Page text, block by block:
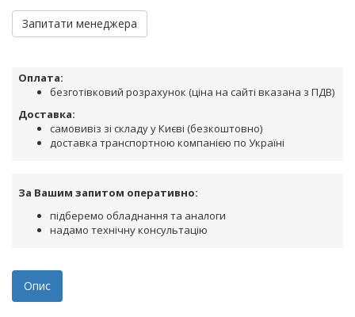
Запитати менеджера
Оплата:
безготівковий розрахунок (ціна на сайті вказана з ПДВ)
Доставка:
самовивіз зі складу у Києві (безкоштовно)
доставка транспортною компанією по Україні
За Вашим запитом оперативно:
підберемо обладнання та аналоги
надамо технічну консультацію
Опис